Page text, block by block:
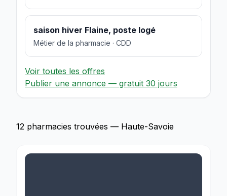
saison hiver Flaine, poste logé
Métier de la pharmacie · CDD
Voir toutes les offres
Publier une annonce — gratuit 30 jours
12 pharmacies trouvées — Haute-Savoie